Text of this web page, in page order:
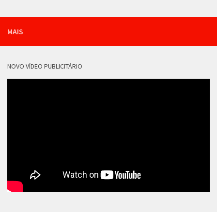
MAIS
NOVO VÍDEO PUBLICITÁRIO